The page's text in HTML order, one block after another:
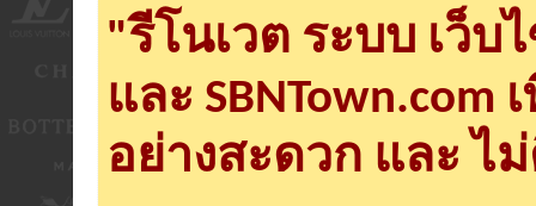
"รีโนเวต ระบบ เว็บ
และ
อย่างสะดวก และ ไ